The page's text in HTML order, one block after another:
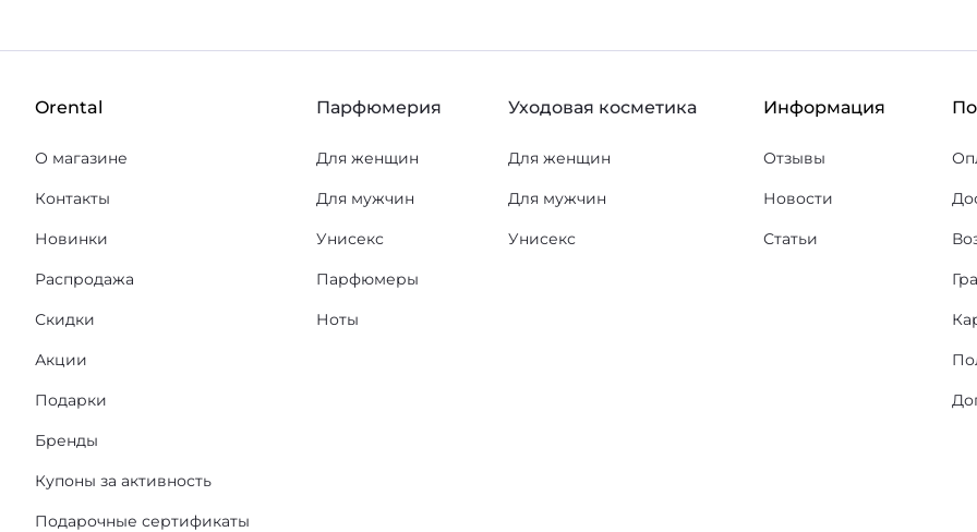
Orental
О магазине
Контакты
Новинки
Распродажа
Скидки
Акции
Подарки
Бренды
Купоны за активность
Подарочные сертификаты
Парфюмерия
Для женщин
Для мужчин
Унисекс
Парфюмеры
Ноты
Уходовая косметика
Для женщин
Для мужчин
Унисекс
Информация
Отзывы
Новости
Статьи